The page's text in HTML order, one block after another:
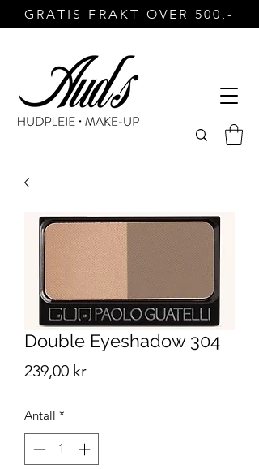
GRATIS FRAKT OVER 500,-
Double Eyeshadow 304
239,00 krPris
Antall *